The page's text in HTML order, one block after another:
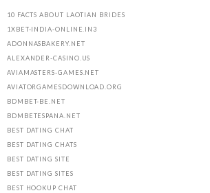
10 FACTS ABOUT LAOTIAN BRIDES
1XBET-INDIA-ONLINE.IN3
ADONNASBAKERY.NET
ALEXANDER-CASINO.US
AVIAMASTERS-GAMES.NET
AVIATORGAMESDOWNLOAD.ORG
BDMBET-BE.NET
BDMBETESPANA.NET
BEST DATING CHAT
BEST DATING CHATS
BEST DATING SITE
BEST DATING SITES
BEST HOOKUP CHAT